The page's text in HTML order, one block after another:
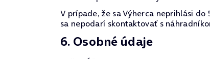
V prípade, že sa Výherca neprihlási
sa nepodarí skontaktovať s
6. Osobné údaje